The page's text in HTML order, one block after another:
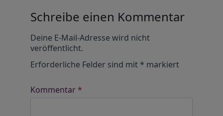
Schreibe einen Kommentar
Deine E-Mail-Adresse wird nicht
veröffentlicht.
Erforderliche Felder sind mit* markiert
Kommentar*